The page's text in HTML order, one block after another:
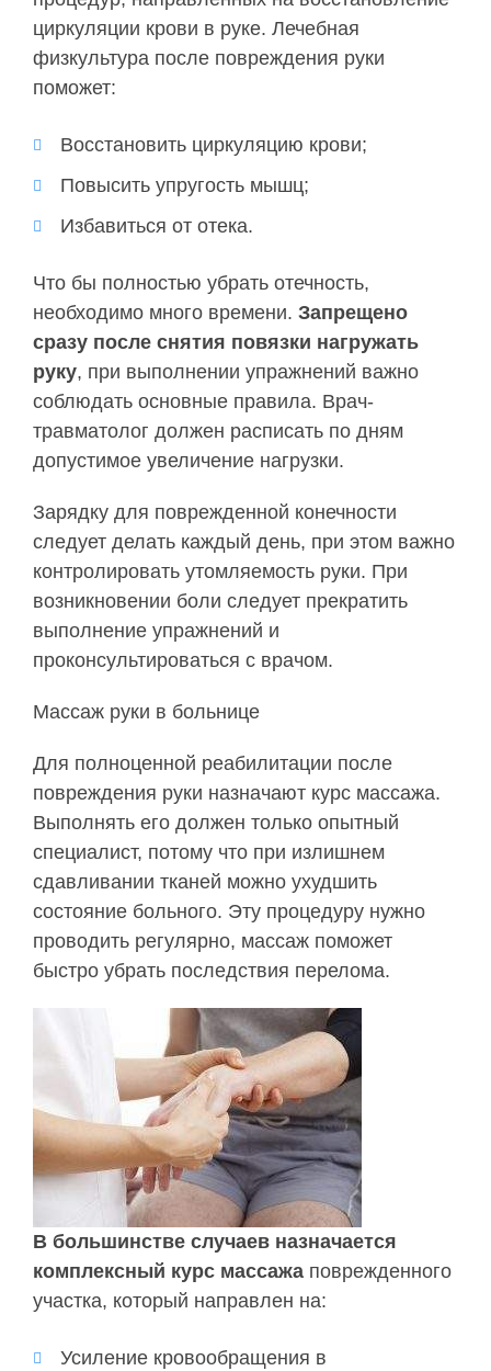
циркуляции крови в руке. Лечебная
физкультура после повреждения руки
поможет:
Восстановить циркуляцию крови;
Повысить упругость мышц;
Избавиться от отека.
Что бы полностью убрать отечность,
необходимо много времени. Запрещено
сразу после снятия повязки нагружать
руку, при выполнении упражнений важно
соблюдать основные правила. Врач-
травматолог должен расписать по дням
допустимое увеличение нагрузки.
Зарядку для поврежденной конечности
следует делать каждый день, при этом важно
контролировать утомляемость руки. При
возникновении боли следует прекратить
выполнение упражнений и
проконсультироваться с врачом.
Массаж руки в больнице
Для полноценной реабилитации после
повреждения руки назначают курс массажа.
Выполнять его должен только опытный
специалист, потому что при излишнем
сдавливании тканей можно ухудшить
состояние больного. Эту процедуру нужно
проводить регулярно, массаж поможет
быстро убрать последствия перелома.
В большинстве случаев назначается
комплексный курс массажа поврежденного
участка, который направлен на:
Усиление кровообращения в